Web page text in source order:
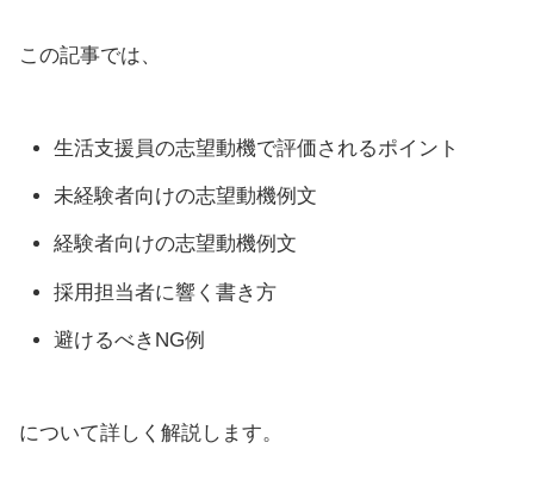
この記事では、
生活支援員の志望動機で評価されるポイント
未経験者向けの志望動機例文
経験者向けの志望動機例文
採用担当者に響く書き方
避けるべきNG例
について詳しく解説します。